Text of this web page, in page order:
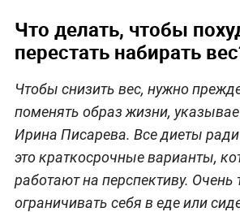
Что делать, чтобы
перестать набирать
Чтобы снизить вес, нужно
поменять образ жизни,
Ирина Писарева. Все диеты
это краткосрочные варианты,
работают на перспективу. Очень
ограничивать себя в еде или